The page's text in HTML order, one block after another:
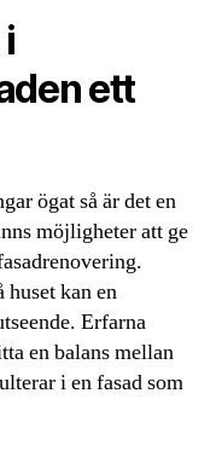
ett
ögat så är det en
möjligheter att ge
kan en
Erfarna
en balans mellan
i en fasad som